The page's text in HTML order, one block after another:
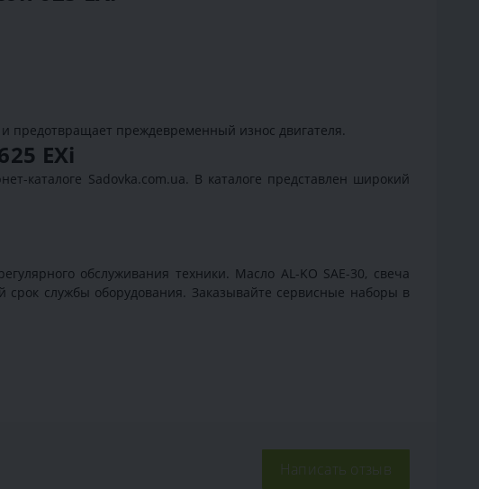
предотвращает преждевременный износ двигателя.
EXi
каталоге Sadovka.com.ua. В каталоге представлен широкий
обслуживания техники. Масло AL-KO SAE-30, свеча
срок службы оборудования. Заказывайте сервисные наборы в
Написать отзыв